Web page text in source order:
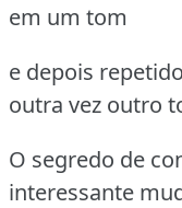
em um tom
e depois
outra vez outro
O segredo de
interessante